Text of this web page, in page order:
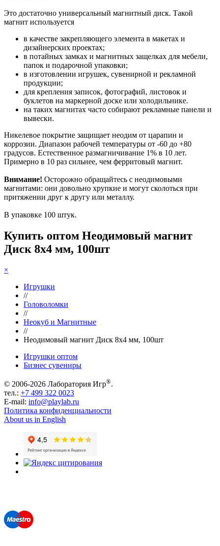
Это достаточно универсальный магнитный диск. Такой
магнит используется
в качестве закрепляющего элемента в макетах и
дизайнерских проектах;
в потайных замках и магнитных защелках для мебели,
папок и подарочной упаковки;
в изготовлении игрушек, сувенирной и рекламной
продукции;
для крепления записок, фотографий, листовок и
буклетов на маркерной доске или холодильнике.
на таких магнитах часто собирают рекламные панели и
вывески.
Никелевое покрытие защищает неодим от царапин и
коррозии. Диапазон рабочей температуры от -60 до +80
градусов. Естественное размагничивание 1% в 10 лет.
Примерно в 10 раз сильнее, чем ферритовый магнит.
Внимание! Осторожно обращайтесь с неодимовыми
магнитами: они довольно хрупкие и могут сколоться при
притяжении друг к другу или металлу.
В упаковке 100 штук.
Купить оптом Неодимовый магнит
Диск 8х4 мм, 100шт
×
Игрушки
//
Головоломки
//
Неокуб и Магнитные
//
Неодимовый магнит Диск 8х4 мм, 100шт
Игрушки оптом
Бизнес сувениры
© 2006-2026 Лаборатория Игр®.
тел.: +7 499 322 0023
E-mail: info@playlab.ru
Политика конфиденциальности
About us in English